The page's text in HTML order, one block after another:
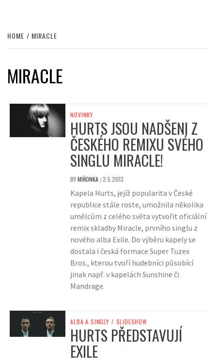
HOME MIRACLE
MIRACLE
NOVINKY
HURTS JSOU NADŠENI Z
ČESKÉHO REMIXU SVÉHO
SINGLU MIRACLE!
BYMIŇONKA /2.5.2013
Kapela Hurts, jejíž popularita v České
republice stále roste, umožnila několika
umělcům z celého světa vytvořit oficiální
remix skladby Miracle, prvního singlu z
nového alba Exile. Do výběru kapely se
dostala i česká formace Super Tuzex
Bros., kterou tvoří hudebníci působící
jinak např. v kapelách Sunshine či
Mandrage.
ALBA A SINGLY / SLIDESHOW
HURTS PŘEDSTAVUJÍ
EXILE